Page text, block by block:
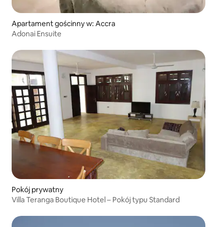
Apartament gościnny w: Accra
Adonai Ensuite
Pokój prywatny
Villa Teranga Boutique Hotel – Pokój typu Standard